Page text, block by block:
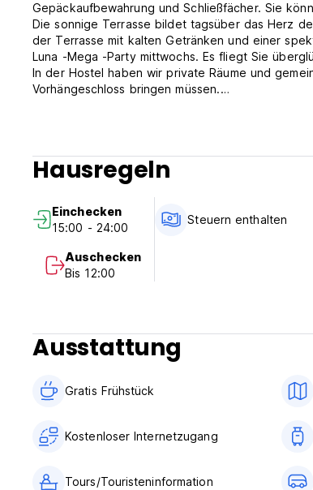
Gepäckaufbewahrung und Schließfächer. Sie
Die sonnige Terrasse bildet tagsüber das Herz
der Terrasse mit kalten Getränken und einer
Luna -Mega -Party mittwochs. Es fliegt Sie
In der Hostel haben wir private Räume und
Vorhängeschloss bringen müssen.
Check -in: 15:00 Uhr
Schauen Sie sich an: Bis 12:00 Uhr
Wäsche: 8:00 bis 16:00 Uhr
Hausregeln
Einchecken
15:00 - 24:00
Auschecken
Bis 12:00
Steuern enthalten
Ausstattung
Gratis Frühstück
Kostenloser Internetzugang
Tours/Touristeninformation